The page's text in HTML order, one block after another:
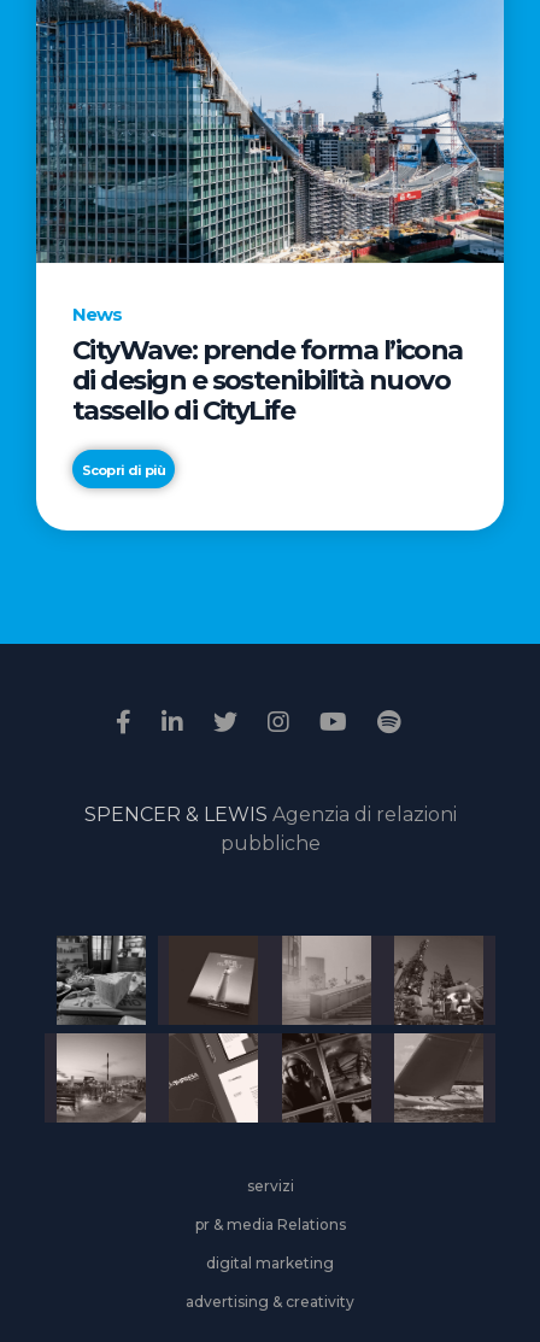
News
CityWave: prende forma l’icona
di design e sostenibilità nuovo
tassello di CityLife
Scopri di più
News
“Passione
il
della
giuria
online
SPENCER & LEWIS Agenzia di relazioni
pubbliche
servizi
pr & media Relations
digital marketing
advertising & creativity